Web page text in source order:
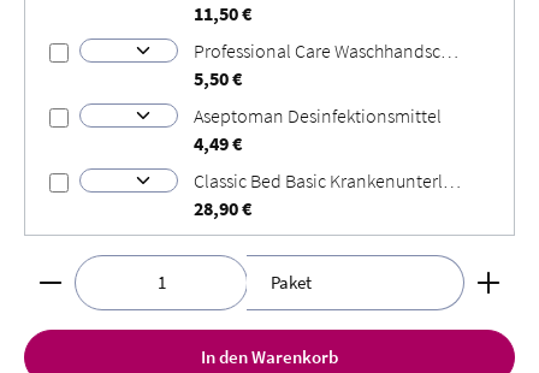
11,50 €
Professional Care Waschhandschuhe
5,50 €
Aseptoman Desinfektionsmittel
4,49 €
Classic Bed Basic Krankenunterlagen
28,90 €
Produkt Anzahl: Gib den gewünschten Wert ein oder
Paket
In den Warenkorb